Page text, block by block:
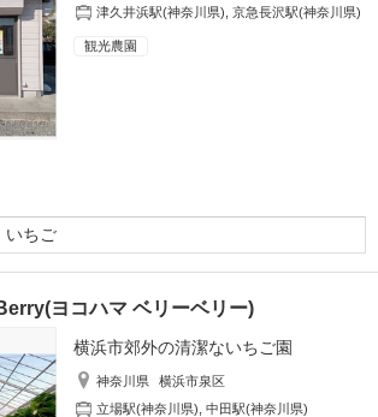
津久井浜駅(神奈川県) ,京急長沢駅(神奈川県)
観光農園
いちご
ヨコハマ ベリーベリー)
横浜市郊外の清潔ないちご園
神奈川県
横浜市泉区
立場駅(神奈川県) ,中田駅(神奈川県)